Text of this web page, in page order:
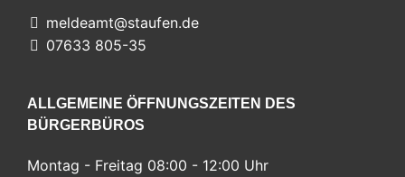
meldeamt@staufen.de
07633 805-35
ALLGEMEINE ÖFFNUNGSZEITEN DES
BÜRGERBÜROS
Montag - Freitag 08:00 - 12:00 Uhr